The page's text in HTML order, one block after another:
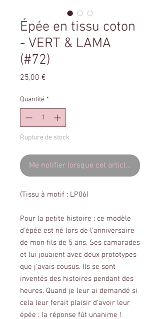
Épée en tissu coton
- VERT & LAMA
(#72)
25,00 €
Quantité *
Rupture de stock
Me notifier lorsque cet article est
(Tissu à motif : LP06)
Pour la petite histoire : ce modèle
d’épée est né lors de l’anniversaire
de mon fils de 5 ans. Ses camarades
et lui jouaient avec deux prototypes
que j’avais cousus. Ils se sont
inventés des histoires pendant des
heures. Quand je leur ai demandé si
cela leur ferait plaisir d’avoir leur
épée : la réponse fût unanime !